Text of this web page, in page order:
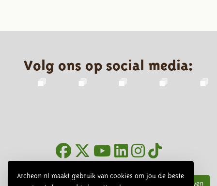
Archeon.nl maakt gebruik van cookies om jou de beste
Volg ons op social media:
Inschrijven